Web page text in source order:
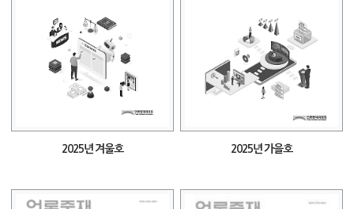
2025년 겨울호 2025년 가을호